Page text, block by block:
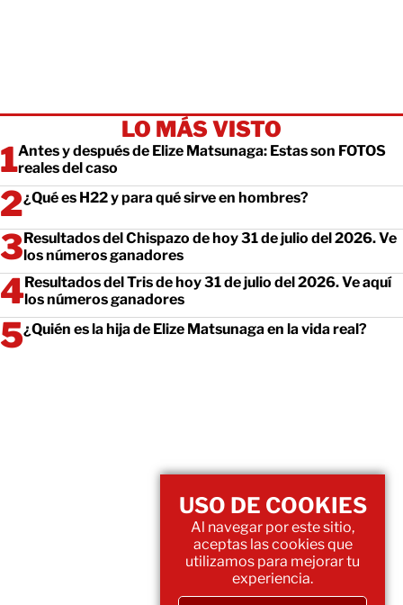
LO MÁS VISTO
Antes y después de Elize Matsunaga: Estas son FOTOS
reales del caso
¿Qué es H22 y para qué sirve en hombres?
Resultados del Chispazo de hoy 31 de julio del 2026. Ve
los números ganadores
Resultados del Tris de hoy 31 de julio del 2026. Ve aquí
los números ganadores
¿Quién es la hija de Elize Matsunaga en la vida real?
USO DE COOKIES
Al navegar por este sitio,
aceptas las cookies que
utilizamos para mejorar tu
experiencia.